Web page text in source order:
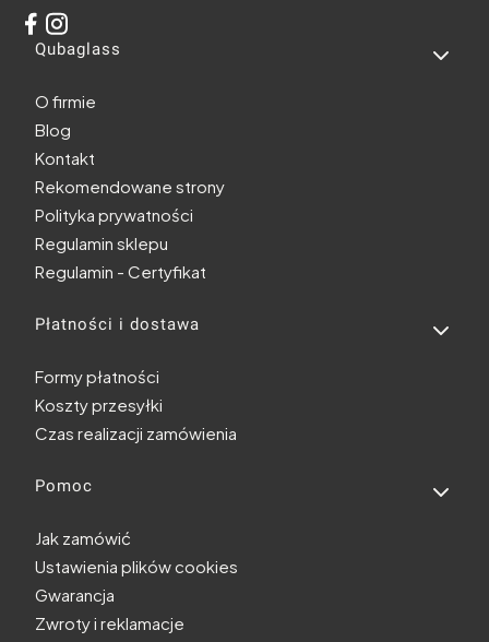
Linki w stopce
Qubaglass
O firmie
Blog
Kontakt
Rekomendowane strony
Polityka prywatności
Regulamin sklepu
Regulamin - Certyfikat
Płatności i dostawa
Formy płatności
Koszty przesyłki
Czas realizacji zamówienia
Pomoc
Jak zamówić
Ustawienia plików cookies
Gwarancja
Zwroty i reklamacje